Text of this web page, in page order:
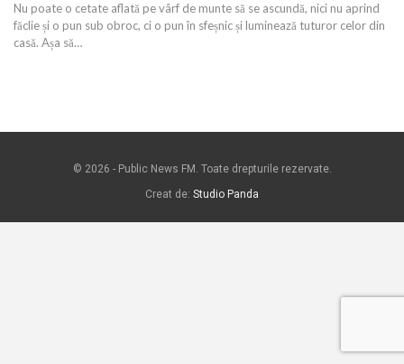
Nu poate o cetate aflată pe vârf de munte să se ascundă, nici nu aprind
făclie și o pun sub obroc, ci o pun în sfeșnic și luminează tuturor celor din
casă. Așa să…
© 2026 - Public News FM. Toate drepturile rezervate.
Creat de: Studio Panda